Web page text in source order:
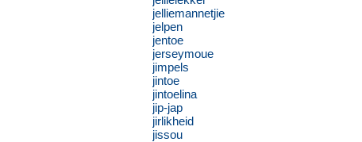
jelliemannetjie
jelpen
jentoe
jerseymoue
jimpels
jintoe
jintoelina
jip-jap
jirlikheid
jissou